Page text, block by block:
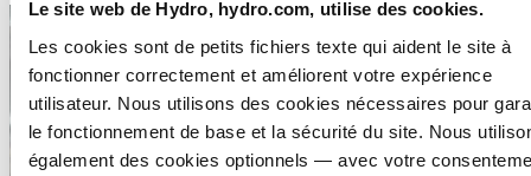
Le site web de Hydro, hydro.com, utilise des cookies.
Les cookies sont de petits fichiers texte qui aident le site à
fonctionner correctement et améliorent votre expérience
utilisateur. Nous utilisons des cookies nécessaires pour
le fonctionnement de base et la sécurité du site. Nous
également des cookies optionnels — avec votre